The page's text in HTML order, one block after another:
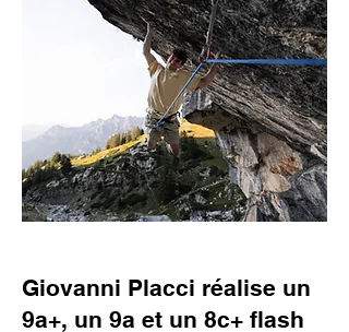
Giovanni Placci réalise un
9a+, un 9a et un 8c+ flash